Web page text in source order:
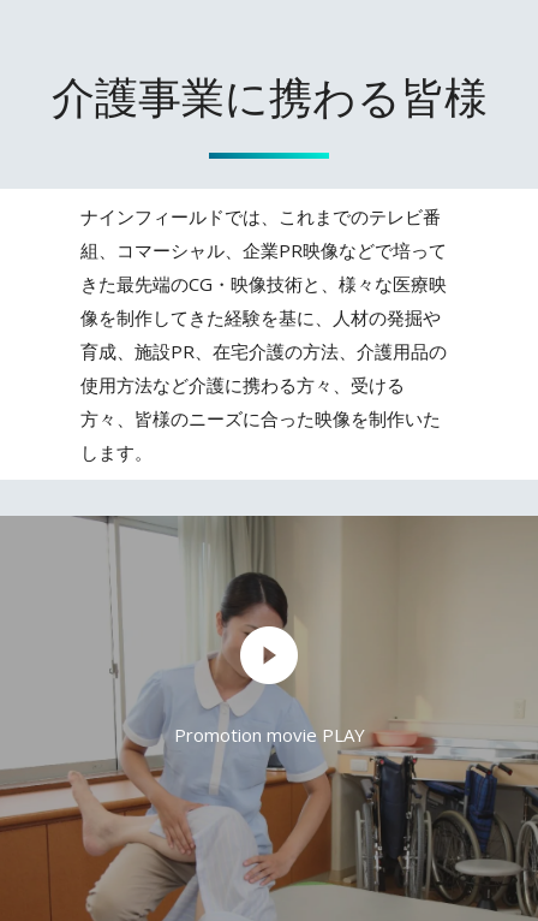
介護事業に携わる皆様
ナインフィールドでは、これまでのテレビ番
組、コマーシャル、企業PR映像などで培って
きた最先端のCG・映像技術と、様々な医療映
像を制作してきた経験を基に、人材の発掘や
育成、施設PR、在宅介護の方法、介護用品の
使用方法など介護に携わる方々、受ける
方々、皆様のニーズに合った映像を制作いた
します。
Promotion movie PLAY